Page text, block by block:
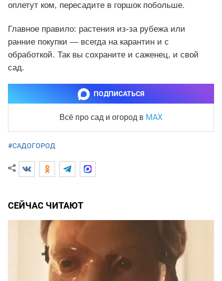
оплетут ком, пересадите в горшок побольше.
Главное правило: растения из-за рубежа или
ранние покупки — всегда на карантин и с
обработкой. Так вы сохраните и саженец, и свой
сад.
ПОДПИСАТЬСЯ
Всё про сад и огород в MAX
#САДОГОРОД
СЕЙЧАС ЧИТАЮТ